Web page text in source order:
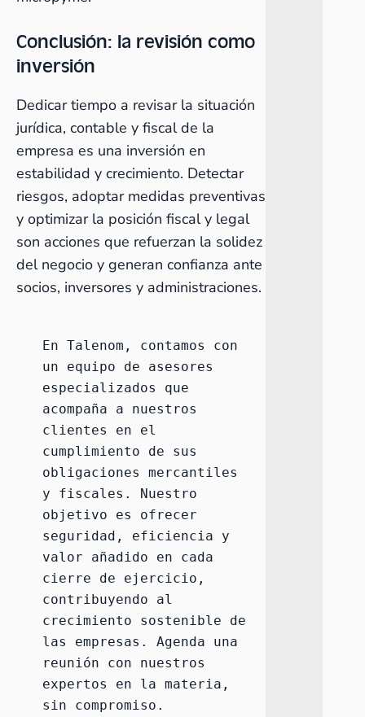
Conclusión: la revisión como
inversión
Dedicar tiempo a revisar la situación
jurídica, contable y fiscal de la
empresa es una inversión en
estabilidad y crecimiento. Detectar
riesgos, adoptar medidas preventivas
y optimizar la posición fiscal y legal
son acciones que refuerzan la solidez
del negocio y generan confianza ante
socios, inversores y administraciones.
En Talenom, contamos con
un equipo de asesores
especializados que
acompaña a nuestros
clientes en el
cumplimiento de sus
obligaciones mercantiles
y fiscales. Nuestro
objetivo es ofrecer
seguridad, eficiencia y
valor añadido en cada
cierre de ejercicio,
contribuyendo al
crecimiento sostenible de
las empresas. Agenda una
reunión con nuestros
expertos
en la materia,
sin compromiso.